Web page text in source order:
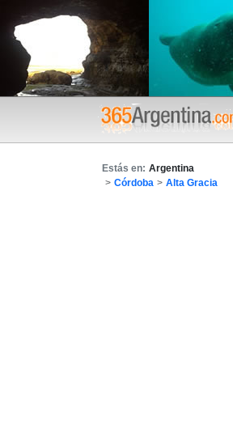
Estás en: Argentina
> Córdoba > Alta Gracia